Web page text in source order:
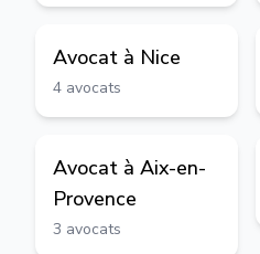
Avocat à Nice
4 avocats
Avocat à Aix-en-
Provence
3 avocats